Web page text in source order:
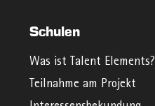
Schulen
Was ist Talent Elements?
Teilnahme am Projekt